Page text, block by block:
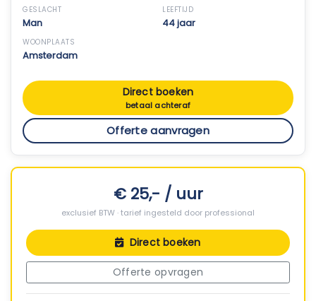
GESLACHT
Man
LEEFTIJD
44 jaar
WOONPLAATS
Amsterdam
Direct boeken
betaal achteraf
Offerte aanvragen
€ 25,- / uur
exclusief BTW · tarief ingesteld door professional
Direct boeken
Offerte opvragen